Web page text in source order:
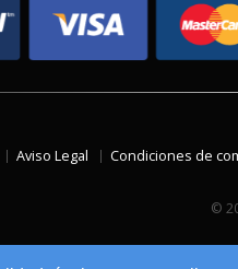
Aviso Legal Condiciones de
©